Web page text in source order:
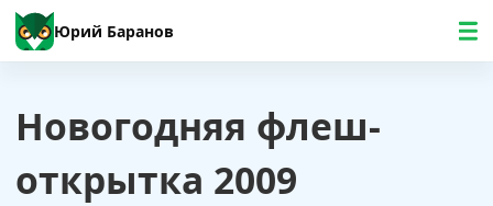
Юрий Баранов
Новогодняя флеш-
открытка 2009